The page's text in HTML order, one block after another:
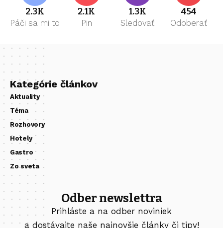
2.3K
Páči sa mi to
2.1K
Pin
1.3K
Sledovať
454
Odoberať
Kategórie článkov
Aktuality
Téma
Rozhovory
Hotely
Gastro
Zo sveta
Odber newslettra
Prihláste a na odber noviniek
a dostávajte naše najnovšie články či tipy!